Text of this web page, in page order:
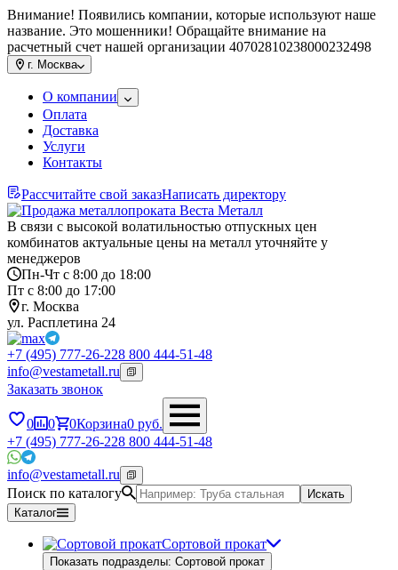
Внимание! Появились компании, которые используют наше
название. Это мошенники! Обращайте внимание на
расчетный счет нашей организации 40702810238000232498
г. Москва
О компании
Оплата
Доставка
Услуги
Контакты
Рассчитайте свой заказНаписать директору
В связи с высокой волатильностью отпускных цен
комбинатов актуальные цены на металл уточняйте у
менеджеров
Пн-Чт с 8:00 до 18:00
Пт с 8:00 до 17:00
г. Москва
ул. Расплетина 24
+7 (495) 777-26-228 800 444-51-48
info@vestametall.ru
Заказать звонок
0 0 0Корзина0 руб.
+7 (495) 777-26-228 800 444-51-48
info@vestametall.ru
Поиск по каталогу
Искать
Каталог
Сортовой прокат
Показать подразделы: Сортовой прокат